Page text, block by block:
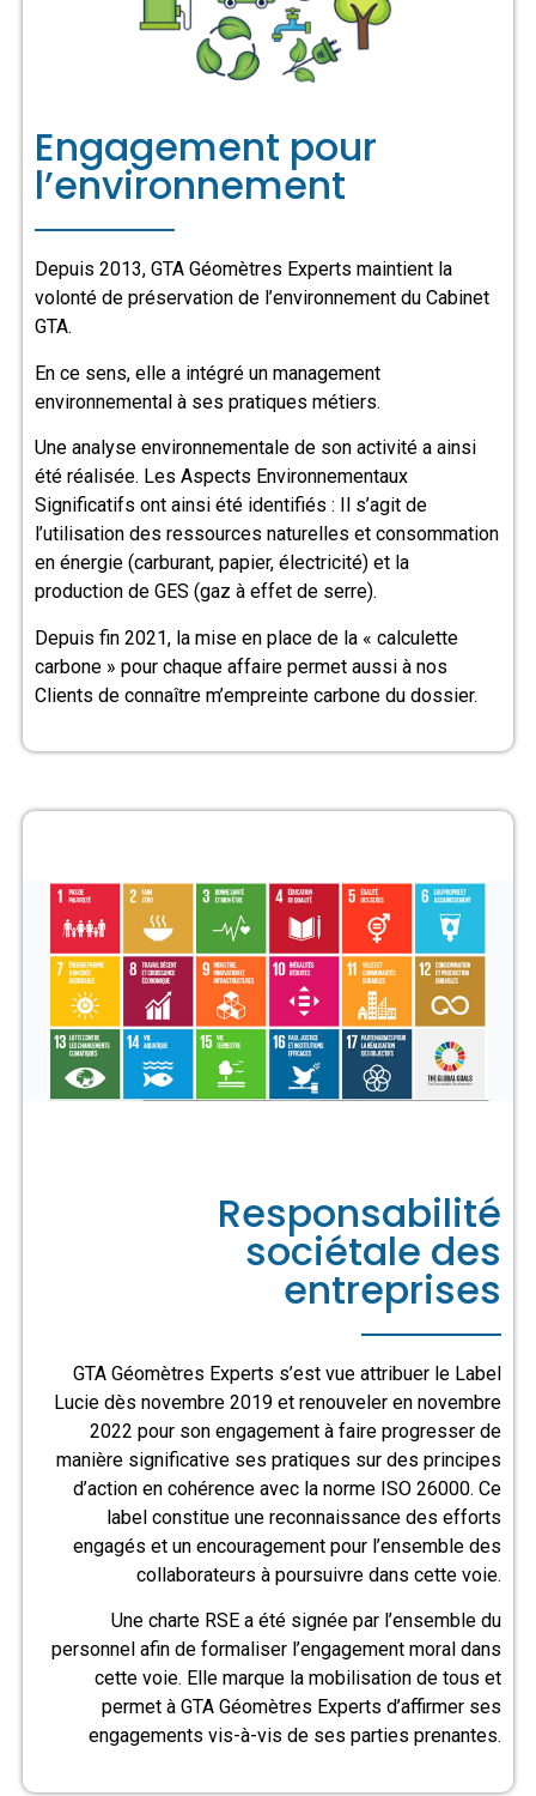
Engagement pour
l’environnement
Depuis 2013, GTA Géomètres Experts maintient la
volonté de préservation de l’environnement du Cabinet
GTA.
En ce sens, elle a intégré un management
environnemental à ses pratiques métiers.
Une analyse environnementale de son activité a ainsi
été réalisée. Les Aspects Environnementaux
Significatifs ont ainsi été identifiés : Il s’agit de
l’utilisation des ressources naturelles et consommation
en énergie (carburant, papier, électricité) et la
production de GES (gaz à effet de serre).
Depuis fin 2021, la mise en place de la « calculette
carbone » pour chaque affaire permet aussi à nos
Clients de connaître m’empreinte carbone du dossier.
Responsabilité
sociétale des
entreprises
GTA Géomètres Experts s’est vue attribuer le Label
Lucie dès novembre 2019 et renouveler en novembre
2022 pour son engagement à faire progresser de
manière significative ses pratiques sur des principes
d’action en cohérence avec la norme ISO 26000. Ce
label constitue une reconnaissance des efforts
engagés et un encouragement pour l’ensemble des
collaborateurs à poursuivre dans cette voie.
Une charte RSE a été signée par l’ensemble du
personnel afin de formaliser l’engagement moral dans
cette voie. Elle marque la mobilisation de tous et
permet à GTA Géomètres Experts d’affirmer ses
engagements vis-à-vis de ses parties prenantes.